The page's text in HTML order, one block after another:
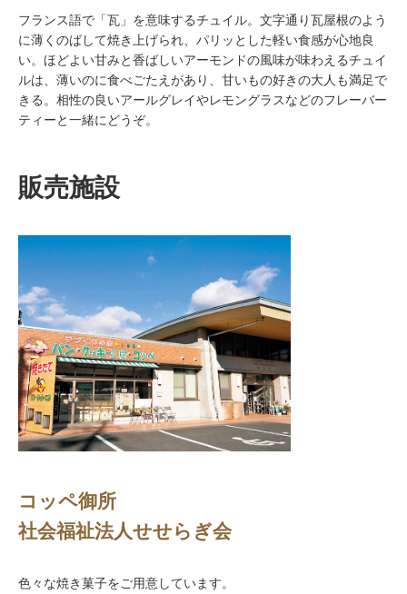
フランス語で「瓦」を意味するチュイル。文字通り瓦屋根のよう
に薄くのばして焼き上げられ、パリッとした軽い食感が心地良
い。ほどよい甘みと香ばしいアーモンドの風味が味わえるチュイ
ルは、薄いのに食べごたえがあり、甘いもの好きの大人も満足で
きる。相性の良いアールグレイやレモングラスなどのフレーバー
ティーと一緒にどうぞ。
販売施設
コッペ御所
社会福祉法人せせらぎ会
色々な焼き菓子をご用意しています。